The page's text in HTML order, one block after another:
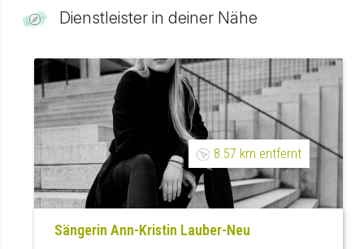
Dienstleister in deiner Nähe
8.57 km entfernt
Sängerin Ann-Kristin Lauber-Neu